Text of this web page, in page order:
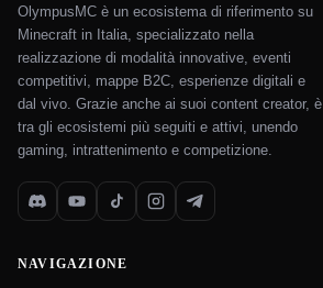
OlympusMC è un ecosistema di riferimento su
Minecraft in Italia, specializzato nella
realizzazione di modalità innovative, eventi
competitivi, mappe B2C, esperienze digitali e
dal vivo. Grazie anche ai suoi content creator, è
tra gli ecosistemi più seguiti e attivi, unendo
gaming, intrattenimento e competizione.
NAVIGAZIONE